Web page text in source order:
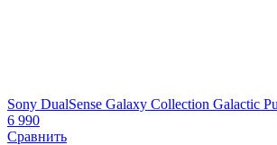
Sony DualSense Galaxy Collection Galactic
6 990
Сравнить